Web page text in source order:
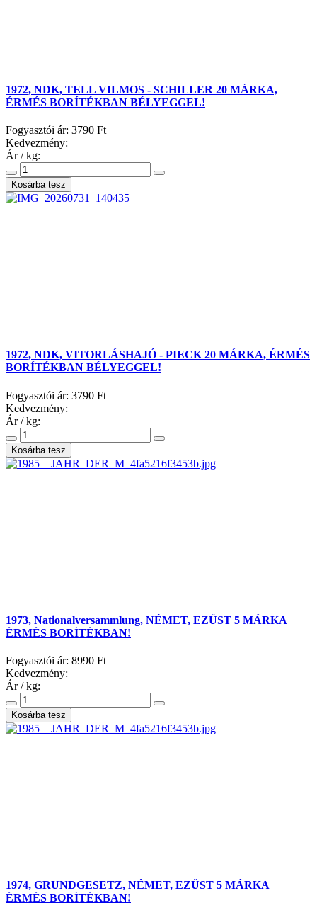
1972, NDK, TELL VILMOS - SCHILLER 20 MÁRKA,
ÉRMÉS BORÍTÉKBAN BÉLYEGGEL!
Fogyasztói ár: 3790 Ft
Kedvezmény:
Ár / kg:
1972, NDK, VITORLÁSHAJÓ - PIECK 20 MÁRKA, ÉRMÉS
BORÍTÉKBAN BÉLYEGGEL!
Fogyasztói ár: 3790 Ft
Kedvezmény:
Ár / kg:
1973, Nationalversammlung, NÉMET, EZÜST 5 MÁRKA
ÉRMÉS BORÍTÉKBAN!
Fogyasztói ár: 8990 Ft
Kedvezmény:
Ár / kg:
1974, GRUNDGESETZ, NÉMET, EZÜST 5 MÁRKA
ÉRMÉS BORÍTÉKBAN!